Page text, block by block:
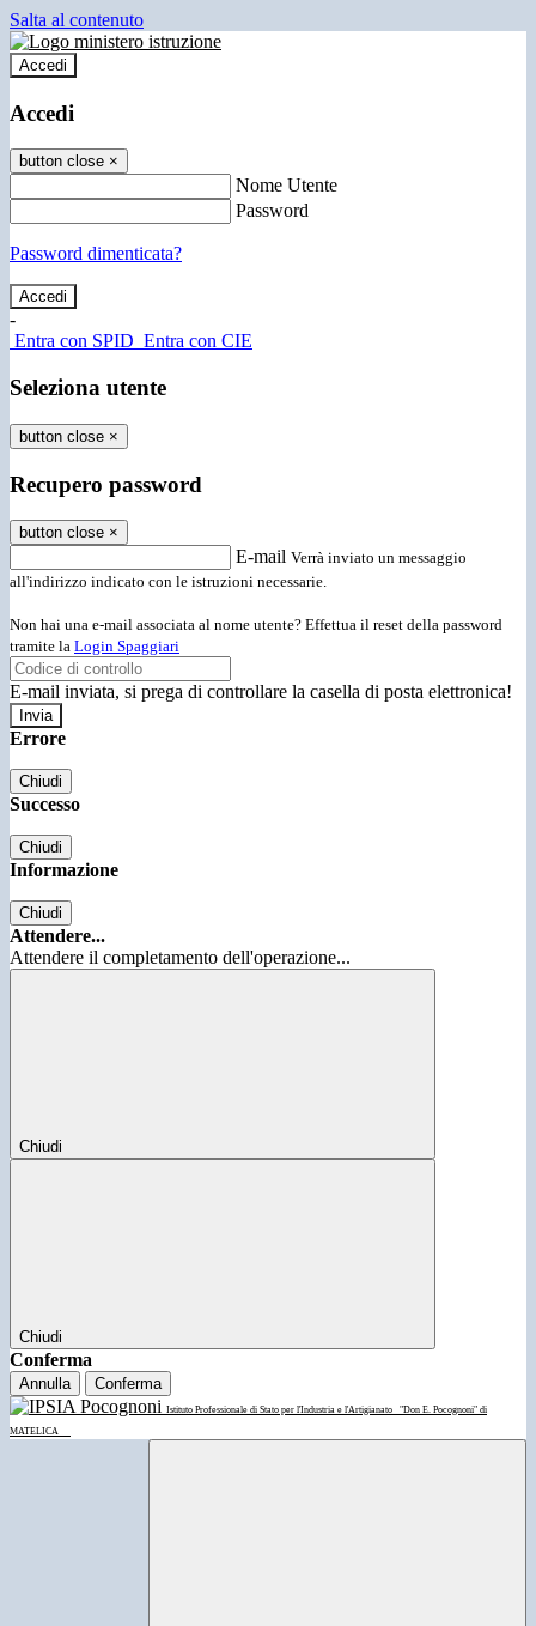
Salta al contenuto
Accedi
Accedi
button close ×
Nome Utente
Password
Password dimenticata?
-
Entra con SPID Entra con CIE
Seleziona utente
button close ×
Recupero password
button close ×
E-mail Verrà inviato un messaggio
all'indirizzo indicato con le istruzioni necessarie.
Non hai una e-mail associata al nome utente? Effettua il reset della password
tramite la Login Spaggiari
E-mail inviata, si prega di controllare la casella di posta elettronica!
Errore
Chiudi
Successo
Chiudi
Informazione
Chiudi
Attendere...
Attendere il completamento dell'operazione...
Chiudi
Chiudi
Conferma
Annulla Conferma
Istituto Professionale di Stato per l'Industria e l'Artigianato
"Don E. Pocognoni" di
MATELICA